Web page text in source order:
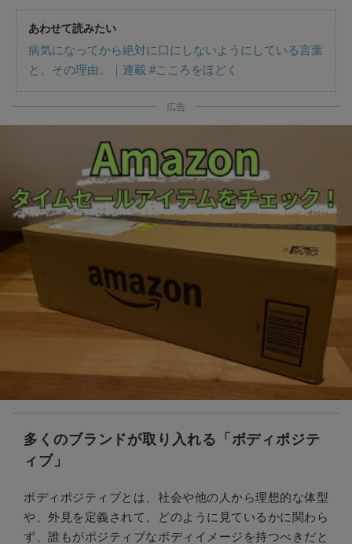
あわせて読みたい
病気になってから絶対に口にしないようにしている言葉
と、その理由。｜連載 #こころをほどく
広告
多くのブランドが取り入れる「ボディポジテ
ィブ」
ボディポジティブとは、社会や他の人から理想的な体型
や、外見を定義されて、どのように見ているかに関わら
ず、誰もがポジティブなボディイメージを持つべきだと